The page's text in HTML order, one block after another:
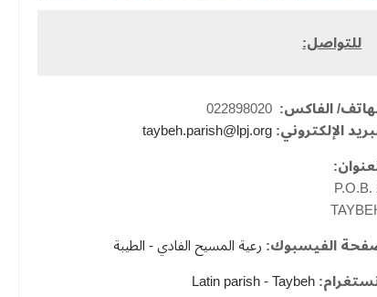
للتواصل:
الفاكس:
الإلكتروني:taybeh.parish@lpj.org
الفيسبوك:رعية المسيح الفادي - الطيبة
Latin parish - Taybeh